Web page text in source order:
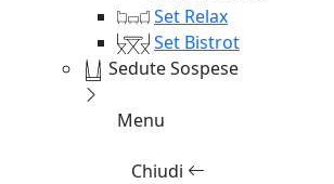
Set Relax
Set Bistrot
Sedute Sospese
Menu
Chiudi